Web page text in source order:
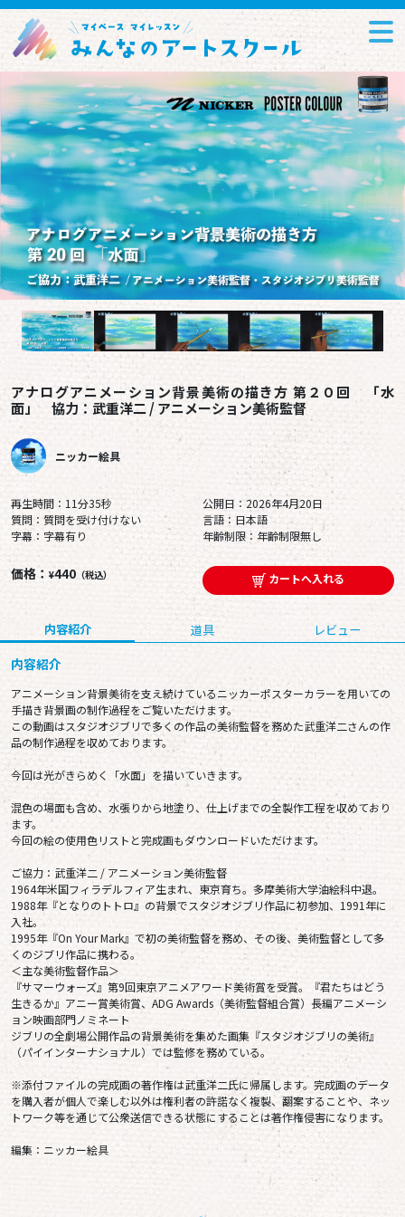
アナログアニメーション背景美術の描き方 第２０回 「水
面」 協力：武重洋二 / アニメーション美術監督
ニッカー絵具
再生時間：11分35秒
公開日：2026年4月20日
質問：質問を受け付けない
言語：日本語
字幕：字幕有り
年齢制限：年齢制限無し
価格： ¥440 （税込） カートへ入れる
内容紹介 道具 レビュー
内容紹介
アニメーション背景美術を支え続けているニッカーポスターカラーを用いての
手描き背景画の制作過程をご覧いただけます。
この動画はスタジオジブリで多くの作品の美術監督を務めた武重洋二さんの作
品の制作過程を収めております。
今回は光がきらめく「水面」を描いていきます。
混色の場面も含め、水張りから地塗り、仕上げまでの全製作工程を収めており
ます。
今回の絵の使用色リストと完成画もダウンロードいただけます。
ご協力：武重洋二 / アニメーション美術監督
1964年米国フィラデルフィア生まれ、東京育ち。多摩美術大学油絵科中退。
1988年『となりのトトロ』の背景でスタジオジブリ作品に初参加、1991年に
入社。
1995年『On Your Mark』で初の美術監督を務め、その後、美術監督として多
くのジブリ作品に携わる。
＜主な美術監督作品＞
『サマーウォーズ』第9回東京アニメアワード美術賞を受賞。『君たちはどう
生きるか』アニー賞美術賞、ADG Awards（美術監督組合賞）長編アニメーシ
ョン映画部門ノミネート
ジブリの全劇場公開作品の背景美術を集めた画集『スタジオジブリの美術』
（パイインターナショナル）では監修を務めている。
※添付ファイルの完成画の著作権は武重洋二氏に帰属します。完成画のデータ
を購入者が個人で楽しむ以外は権利者の許諾なく複製、翻案することや、ネッ
トワーク等を通じて公衆送信できる状態にすることは著作権侵害になります。
編集：ニッカー絵具